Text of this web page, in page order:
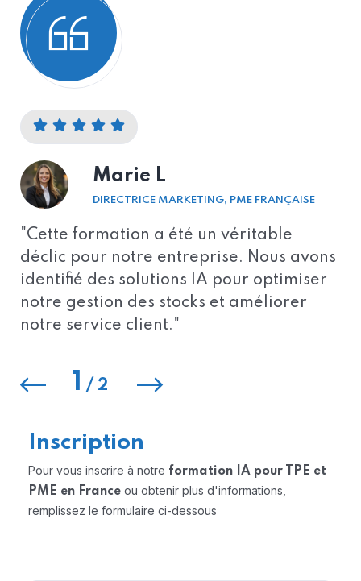
Marie L
DIRECTRICE MARKETING, PME FRANÇAISE
"Cette formation a été un véritable
déclic pour notre entreprise. Nous avons
identifié des solutions IA pour optimiser
notre gestion des stocks et améliorer
notre service client."
1 / 2
Inscription
Pour vous inscrire à notre formation IA pour TPE et
PME en France ou obtenir plus d'informations,
remplissez le formulaire ci-dessous